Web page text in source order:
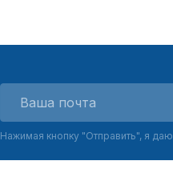
Нажимая кнопку "Отправить", я даю